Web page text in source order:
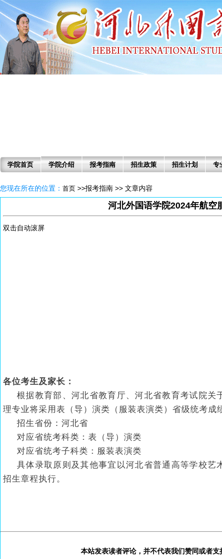
学院首页 学院介绍 报考指南 招生政策 招生计划 专
您现在所在的位置： 首页 >>报考指南 >> 文章内容
河北外国语学院2024年航空
双击自动滚屏
各位考生及家长：
根据教育部、河北省教育厅、河北省教育考试院
理专业将采用表（导）演类（服装表演类）省级统考成
招生省份：河北省
对应省统考科类：表（导）演类
对应省统考子科类：服装表演类
具体录取原则及其他事宜以河北省普通高等学校
招生章程执行。
本站发表读者评论，并不代表我们赞同或者